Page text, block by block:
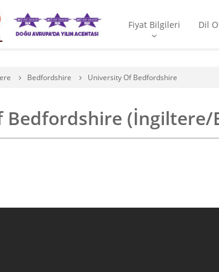
Fiyat Bilgileri Dil
Bedfordshire University Of Bedfordshire
Bedfordshire